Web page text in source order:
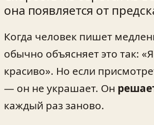
она появляется от
Когда человек пишет
обычно объясняет это так:
красиво». Но если
— он не украшает. Он
каждый раз заново.